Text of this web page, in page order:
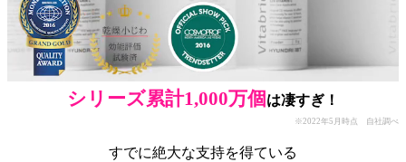
シリーズ累計1,000万個 は凄すぎ！
※2022年5月時点 自社調べ
すでに絶大な支持を得ている